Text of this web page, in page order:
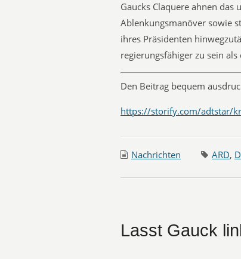
Gaucks Claquere ahnen
Ablenkungsmanöver sowie
ihres Präsidenten
regierungsfähiger zu sein
Den Beitrag bequem
https://storify.com/adtstar/
Nachrichten ARD,
Lasst Gauck